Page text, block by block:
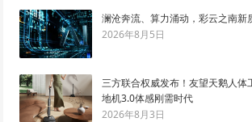
澜沧奔流、算力涌动，彩云之南新
2026年8月5日
三方联合权威发布！友望天鹅人体
地机3.0体感刚需时代
2026年8月3日